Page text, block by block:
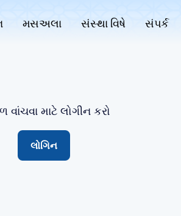
મસઅલા સંસ્થા વિષે સંપર્ક
માટે લોગીન કરો
લોગિન